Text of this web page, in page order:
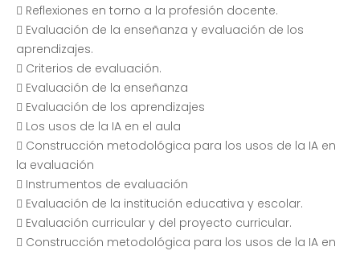
 Reflexiones en torno a la profesión docente.
 Evaluación de la enseñanza y evaluación de los
aprendizajes.
 Criterios de evaluación.
 Evaluación de la enseñanza
 Evaluación de los aprendizajes
 Los usos de la IA en el aula
 Construcción metodológica para los usos de la IA en
la evaluación
 Instrumentos de evaluación
 Evaluación de la institución educativa y escolar.
 Evaluación curricular y del proyecto curricular.
 Construcción metodológica para los usos de la IA en